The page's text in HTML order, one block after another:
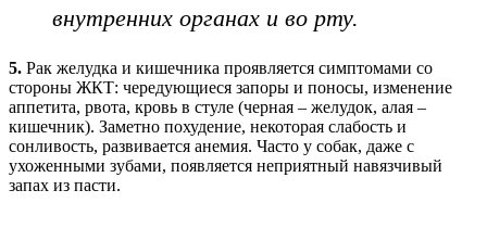
внутренних органах и во рту.
5. Рак желудка и кишечника проявляется симптомами со
стороны ЖКТ: чередующиеся запоры и поносы, изменение
аппетита, рвота, кровь в стуле (черная – желудок, алая –
кишечник). Заметно похудение, некоторая слабость и
сонливость, развивается анемия. Часто у собак, даже с
ухоженными зубами, появляется неприятный навязчивый
запах из пасти.